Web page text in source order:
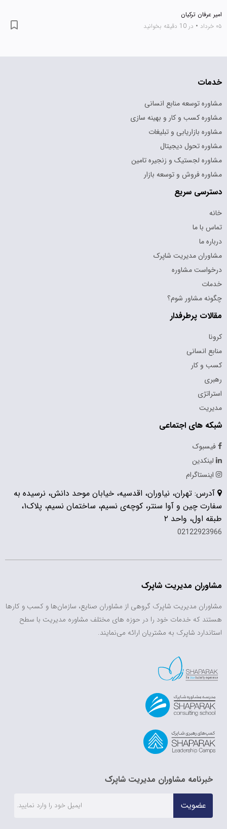
امیر عرفان ترکیان
۰۵ خرداد
• در 10 دقیقه بخوانید
خدمات
مشاوره توسعه منابع انسانی
مشاوره کسب و کار و بهینه سازی
مشاوره بازاریابی و تبلیغات
مشاوره تحول دیجیتال
مشاوره لجستیک و زنجیره تامین
مشاوره فروش و توسعه بازار
دسترسی سریع
خانه
تماس با ما
درباره ما
مشاوران مدیریت شاپرک
درخواست مشاوره
خدمات
چگونه مشاور شوم؟
مقالات پرطرفدار
کرونا
منابع انسانی
کسب و کار
رهبری
استراتژی
مدیریت
شبکه های اجتماعی
فیسبوک
لینکدین
اینستاگرام
آدرس: تهران، نیاوران، اقدسیه، خیابان موحد دانش، نرسیده به
سفارت چین و آوا سنتر، کوچه‌ی نسیم، ساختمان نسیم، پلاک۱،
طبقه اول، واحد ۲
02122923966
مشاوران مدیریت شاپرک
مشاوران مدیریت شاپرک گروهی از مشاوران صنایع، سازمان‌ها و کسب و کارها
هستند که خدمات خود را در حوزه های مختلف مشاوره مدیریت با سطح
استاندارد شاپرک به مشتریان ارائه می‌نمایند.
خبرنامه مشاوران مدیریت شاپرک
عضویت